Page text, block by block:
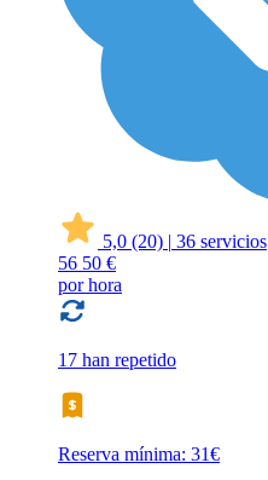
5,0 (20) | 36 servicios
56 50 €
por hora
17 han repetido
Reserva mínima: 31€